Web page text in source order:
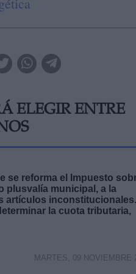
ELEGIR ENTRE
se reforma el Impuesto
plusvalía municipal, a la
artículos inconstitucionales.
la cuota tributaria,
MARTES, 09 NOVIEMBRE